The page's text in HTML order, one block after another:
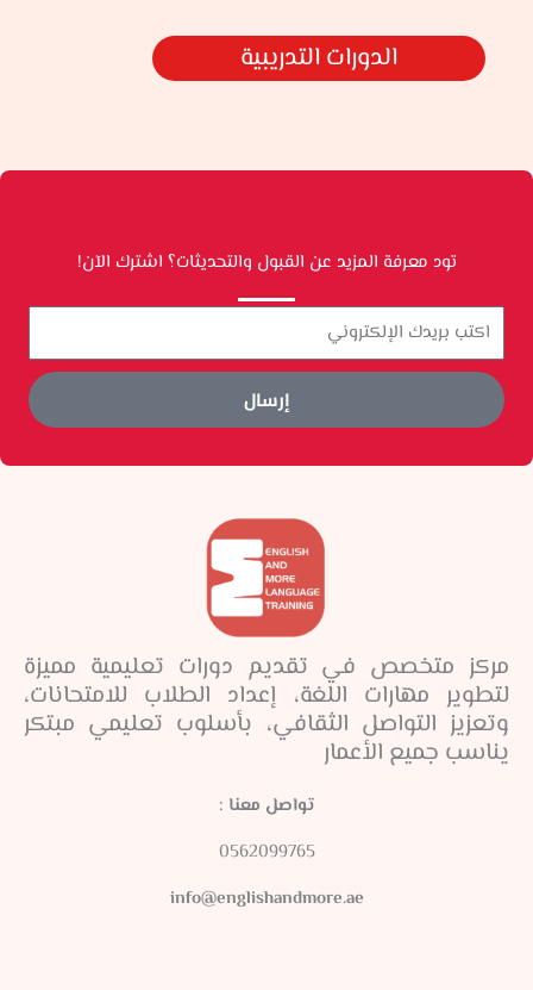
الدورات التدريبية
تود معرفة المزيد عن القبول والتحديثات؟ اشترك الآن!
Your
إرسال
مركز متخصص في تقديم دورات تعليمية مميزة
لتطوير مهارات اللغة، إعداد الطلاب للامتحانات،
وتعزيز التواصل الثقافي، بأسلوب تعليمي مبتكر
يناسب جميع الأعمار
تواصل معنا :
0562099765
info@englishandmore.ae